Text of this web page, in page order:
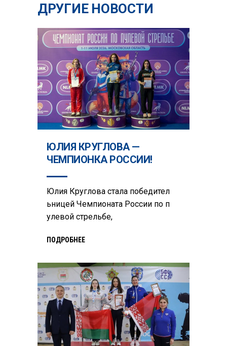
ДРУГИЕ НОВОСТИ
ЮЛИЯ КРУГЛОВА —
ЧЕМПИОНКА РОССИИ!
Юлия Круглова стала победител
ьницей Чемпионата России по п
улевой стрельбе,
ПОДРОБНЕЕ